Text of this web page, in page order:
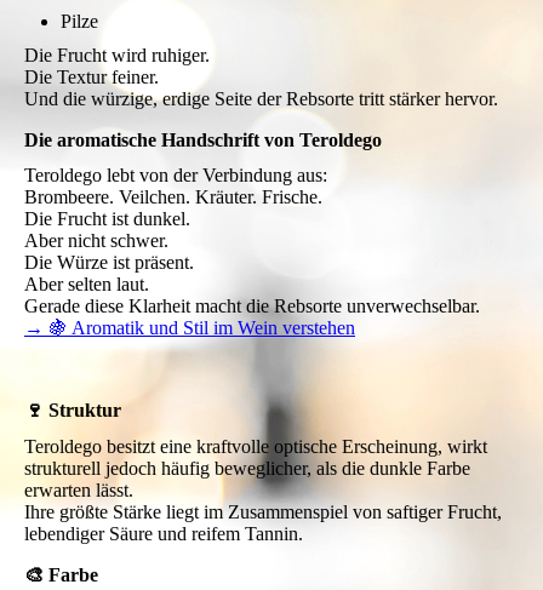
Pilze
Die Frucht wird ruhiger.
Die Textur feiner.
Und die würzige, erdige Seite der Rebsorte tritt stärker hervor.
Die aromatische Handschrift von Teroldego
Teroldego lebt von der Verbindung aus:
Brombeere. Veilchen. Kräuter. Frische.
Die Frucht ist dunkel.
Aber nicht schwer.
Die Würze ist präsent.
Aber selten laut.
Gerade diese Klarheit macht die Rebsorte unverwechselbar.
→ 🍇 Aromatik und Stil im Wein verstehen
🍷 Struktur
Teroldego besitzt eine kraftvolle optische Erscheinung, wirkt
strukturell jedoch häufig beweglicher, als die dunkle Farbe
erwarten lässt.
Ihre größte Stärke liegt im Zusammenspiel von saftiger Frucht,
lebendiger Säure und reifem Tannin.
🎨 Farbe